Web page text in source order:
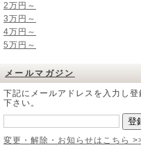
2万円～
3万円～
4万円～
5万円～
メールマガジン
下記にメールアドレスを入力し
下さい。
変更・解除・お知らせはこちら